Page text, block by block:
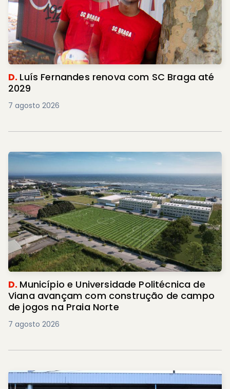
D. Luís Fernandes renova com SC Braga até
2029
7 agosto 2026
D. Município e Universidade Politécnica de
Viana avançam com construção de campo
de jogos na Praia Norte
7 agosto 2026